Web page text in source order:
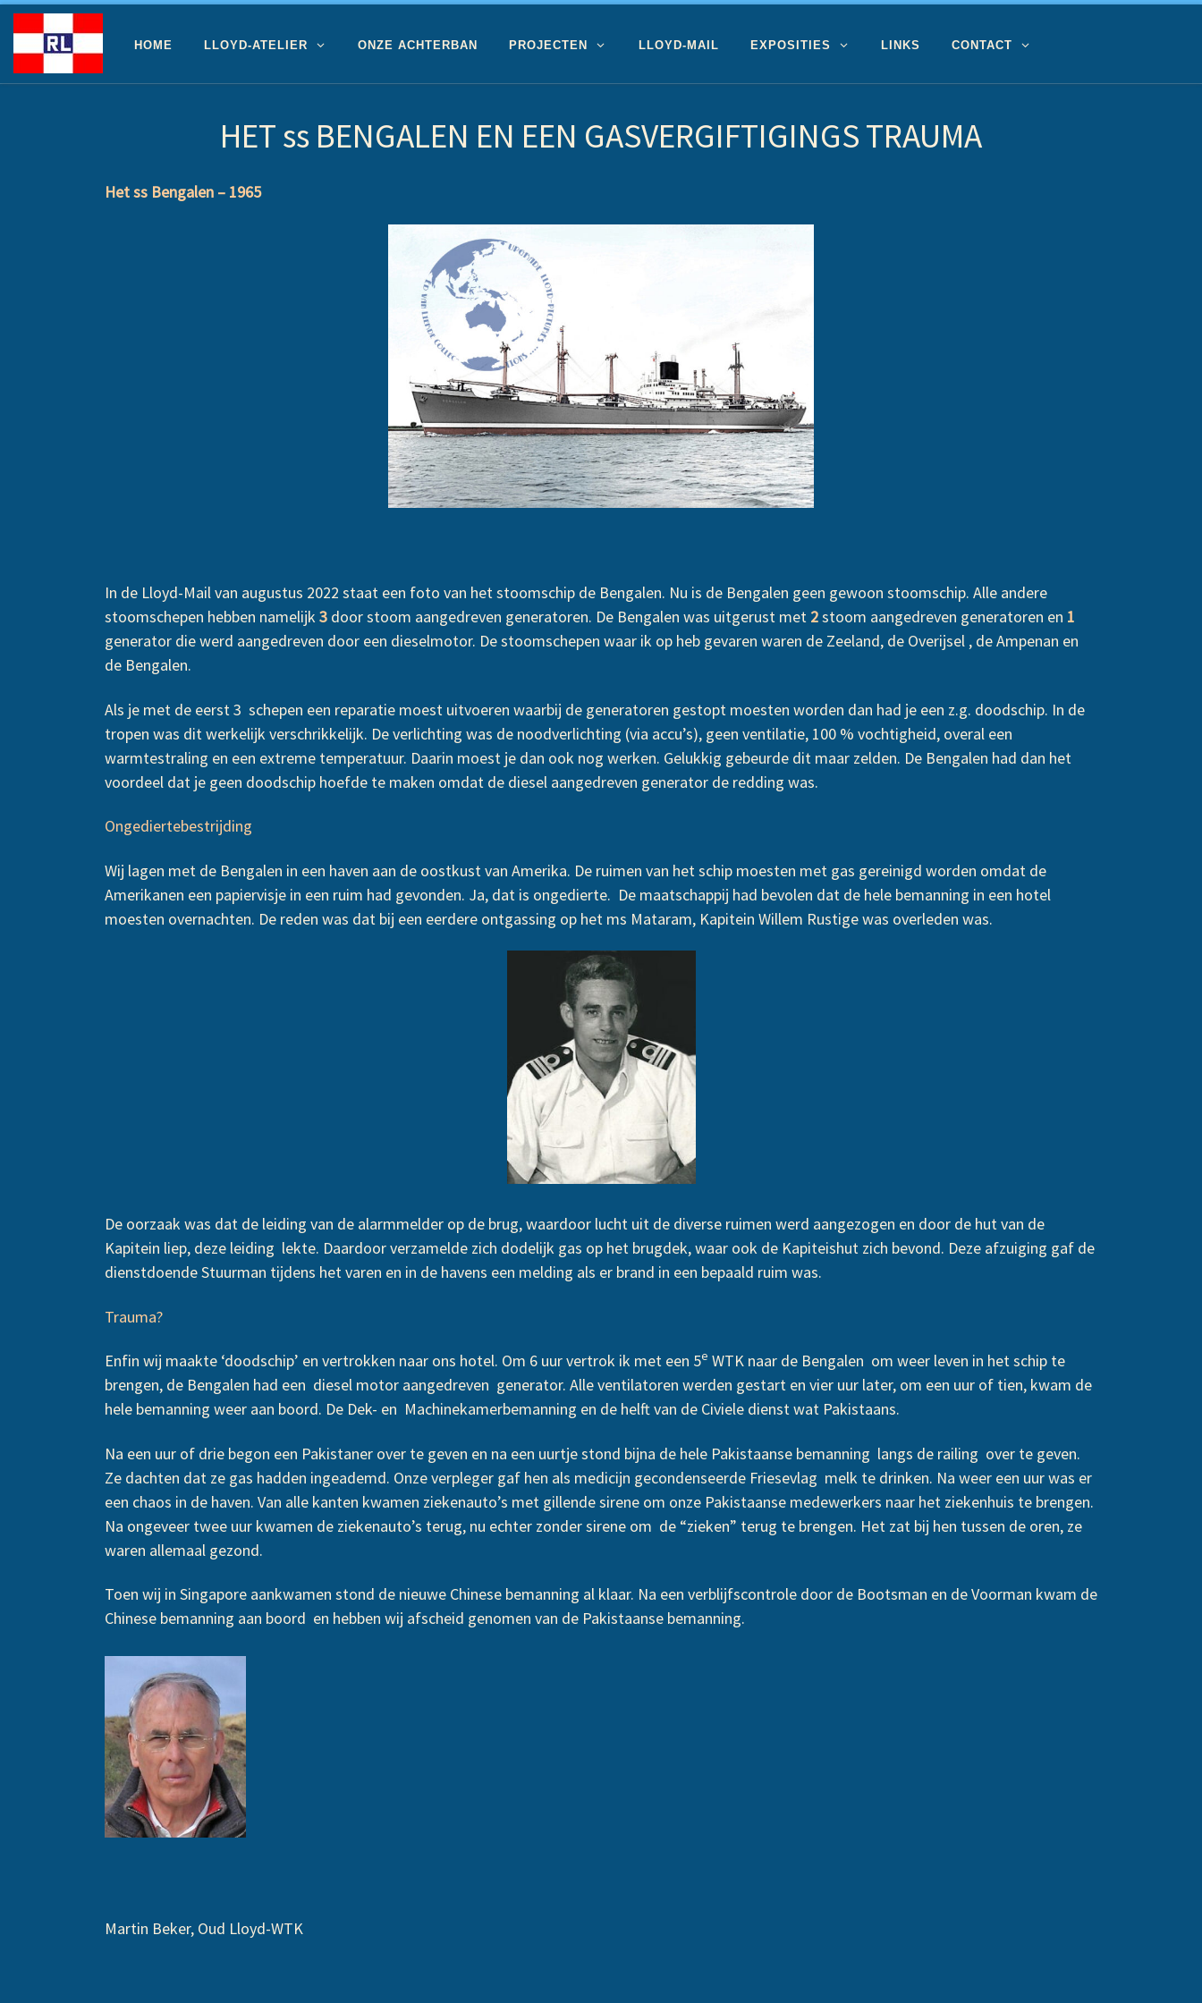
Ga naar inhoud
HOME LLOYD-ATELIER ONZE ACHTERBAN PROJECTEN LLOYD-MAIL EXPOSITIES LINKS CONTACT
HET ss BENGALEN EN EEN GASVERGIFTIGINGS TRAUMA
Het ss Bengalen – 1965
In de Lloyd-Mail van augustus 2022 staat een foto van het stoomschip de Bengalen. Nu is de Bengalen geen gewoon stoomschip. Alle andere
stoomschepen hebben namelijk 3 door stoom aangedreven generatoren. De Bengalen was uitgerust met 2stoom aangedreven generatoren en 1
generator die werd aangedreven door een dieselmotor. De stoomschepen waar ik op heb gevaren waren de Zeeland, de Overijsel , de Ampenan en
de Bengalen.
Als je met de eerst 3 schepen een reparatie moest uitvoeren waarbij de generatoren gestopt moesten worden dan had je een z.g. doodschip. In de
tropen was dit werkelijk verschrikkelijk. De verlichting was de noodverlichting (via accu’s), geen ventilatie, 100 % vochtigheid, overal een
warmtestraling en een extreme temperatuur. Daarin moest je dan ook nog werken. Gelukkig gebeurde dit maar zelden. De Bengalen had dan het
voordeel dat je geen doodschip hoefde te maken omdat de diesel aangedreven generator de redding was.
Ongediertebestrijding
Wij lagen met de Bengalen in een haven aan de oostkust van Amerika. De ruimen van het schip moesten met gas gereinigd worden omdat de
Amerikanen een papiervisje in een ruim had gevonden. Ja, dat is ongedierte. De maatschappij had bevolen dat de hele bemanning in een hotel
moesten overnachten. De reden was dat bij een eerdere ontgassing op het ms Mataram, Kapitein Willem Rustige was overleden was.
De oorzaak was dat de leiding van de alarmmelder op de brug, waardoor lucht uit de diverse ruimen werd aangezogen en door de hut van de
Kapitein liep, deze leiding lekte. Daardoor verzamelde zich dodelijk gas op het brugdek, waar ook de Kapiteishut zich bevond. Deze afzuiging gaf de
dienstdoende Stuurman tijdens het varen en in de havens een melding als er brand in een bepaald ruim was.
Trauma?
Enfin wij maakte ‘doodschip’ en vertrokken naar ons hotel. Om 6 uur vertrok ik met een 5e WTK naar de Bengalen om weer leven in het schip te
brengen, de Bengalen had een diesel motor aangedreven generator. Alle ventilatoren werden gestart en vier uur later, om een uur of tien, kwam de
hele bemanning weer aan boord. De Dek- en Machinekamerbemanning en de helft van de Civiele dienst wat Pakistaans.
Na een uur of drie begon een Pakistaner over te geven en na een uurtje stond bijna de hele Pakistaanse bemanning langs de railing over te geven.
Ze dachten dat ze gas hadden ingeademd. Onze verpleger gaf hen als medicijn gecondenseerde Friesevlag melk te drinken. Na weer een uur was er
een chaos in de haven. Van alle kanten kwamen ziekenauto’s met gillende sirene om onze Pakistaanse medewerkers naar het ziekenhuis te brengen.
Na ongeveer twee uur kwamen de ziekenauto’s terug, nu echter zonder sirene om de “zieken” terug te brengen. Het zat bij hen tussen de oren, ze
waren allemaal gezond.
Toen wij in Singapore aankwamen stond de nieuwe Chinese bemanning al klaar. Na een verblijfscontrole door de Bootsman en de Voorman kwam de
Chinese bemanning aan boord en hebben wij afscheid genomen van de Pakistaanse bemanning.
Martin Beker, Oud Lloyd-WTK